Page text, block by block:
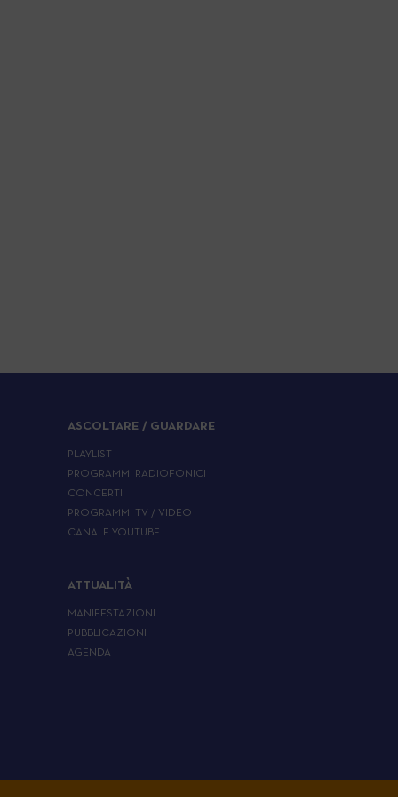
ASCOLTARE / GUARDARE
PLAYLIST
PROGRAMMI RADIOFONICI
CONCERTI
PROGRAMMI TV / VIDEO
CANALE YOUTUBE
ATTUALITÀ
MANIFESTAZIONI
PUBBLICAZIONI
AGENDA